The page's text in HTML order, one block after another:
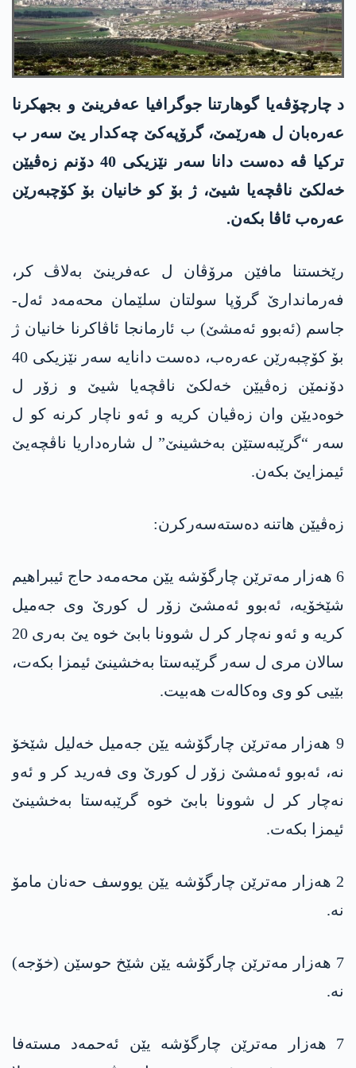
د چارچۆڤەیا گوھارتنا جوگرافیا عەفرینێ و بجھکرنا
عەرەبان ل ھەرێمێ، گرۆپەکێ چەکدار یێ سەر ب
ترکیا ڤە دەست دانا سەر نێزیکی 40 دۆنم زەڤیێن
خەلکێ ناڤچەیا شیێ، ژ بۆ کو خانیان بۆ کۆچبەرێن
عەرەب ئاڤا بکەن.
رێخستنا مافێن مرۆڤان ل عەفرینێ بەلاڤ کر،
فەرماندارێ گرۆپا سولتان سلێمان محەمەد ئەل-
جاسم (ئەبوو ئەمشێ) ب ئارمانجا ئاڤاکرنا خانیان ژ
بۆ کۆچبەرێن عەرەب، دەست دانایە سەر نێزیکی 40
دۆنمێن زەڤیێن خەلکێ ناڤچەیا شیێ و زۆر ل
خوەدیێن وان زەڤیان کریە و ئەو ناچار کرنە کو ل
سەر “گرێبەستێن بەخشینێ” ل شارەداریا ناڤچەیێ
ئیمزایێ بکەن.
زەڤیێن ھاتنە دەستەسەرکرن:
6 ھەزار مەترێن چارگۆشە یێن محەمەد حاج ئیبراھیم
شێخۆیە، ئەبوو ئەمشێ زۆر ل کورێ وی جەمیل
کریە و ئەو نەچار کر ل شوونا بابێ خوە یێ بەری 20
سالان مری ل سەر گرێبەستا بەخشینێ ئیمزا بکەت،
بێیی کو وی وەکالەت ھەبیت.
9 ھەزار مەترێن چارگۆشە یێن جەمیل خەلیل شێخۆ
نە، ئەبوو ئەمشێ زۆر ل کورێ وی فەرید کر و ئەو
نەچار کر ل شوونا بابێ خوە گرێبەستا بەخشینێ
ئیمزا بکەت.
2 ھەزار مەترێن چارگۆشە یێن یووسف حەنان مامۆ
نە.
7 ھەزار مەترێن چارگۆشە یێن شێخ حوسێن (خۆجە)
نە.
7 ھەزار مەترێن چارگۆشە یێن ئەحمەد مستەفا